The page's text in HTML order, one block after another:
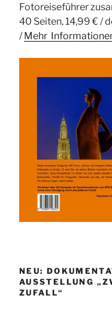
Fotoreiseführer
40 Seiten, 14,99 € /
/Mehr
NEU:
AUSSTELLUNG
ZUFALL“